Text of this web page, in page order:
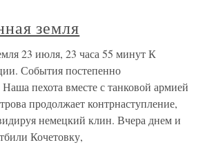
земля
23 июля, 23 часа 55 минут К
События постепенно
пехота вместе с танковой армией
продолжает контрнаступление,
немецкий клин. Вчера днем и
Кочетовку,